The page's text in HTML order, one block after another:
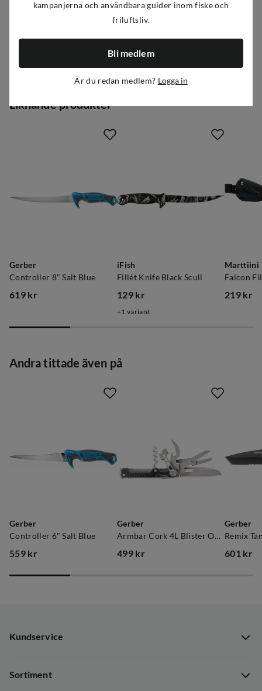
Egenskaper
Leverantörens färgnamn
Blue
Liknande produkter
Gerber
Controller 8" Salt Blue
619 kr
iFish
Fillét Knife Black Scull
price
129 kr
1 variant
Marttiini
Falcon
219 kr
Andra tittade även på
Gerber
Controller 6" Salt Blue
559 kr
Gerber
Armbar Cork 4L Blister Onyx
499 kr
Gerber
Remix
601 kr
Kundservice
Sortiment
kampanjerna och användbara guider inom fiske och
friluftsliv.
Bli medlem
Är du redan medlem? Logga in